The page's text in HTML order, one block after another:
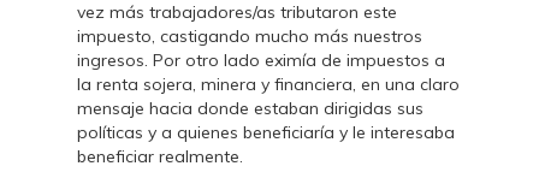
vez más trabajadores/as tributaron este
impuesto, castigando mucho más nuestros
ingresos. Por otro lado eximía de impuestos a
la renta sojera, minera y financiera, en una claro
mensaje hacia donde estaban dirigidas sus
políticas y a quienes beneficiaría y le interesaba
beneficiar realmente.